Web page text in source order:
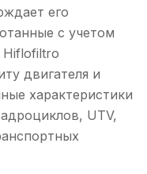
его
с учетом
Hiflofiltro
двигателя и
характеристики
UTV,